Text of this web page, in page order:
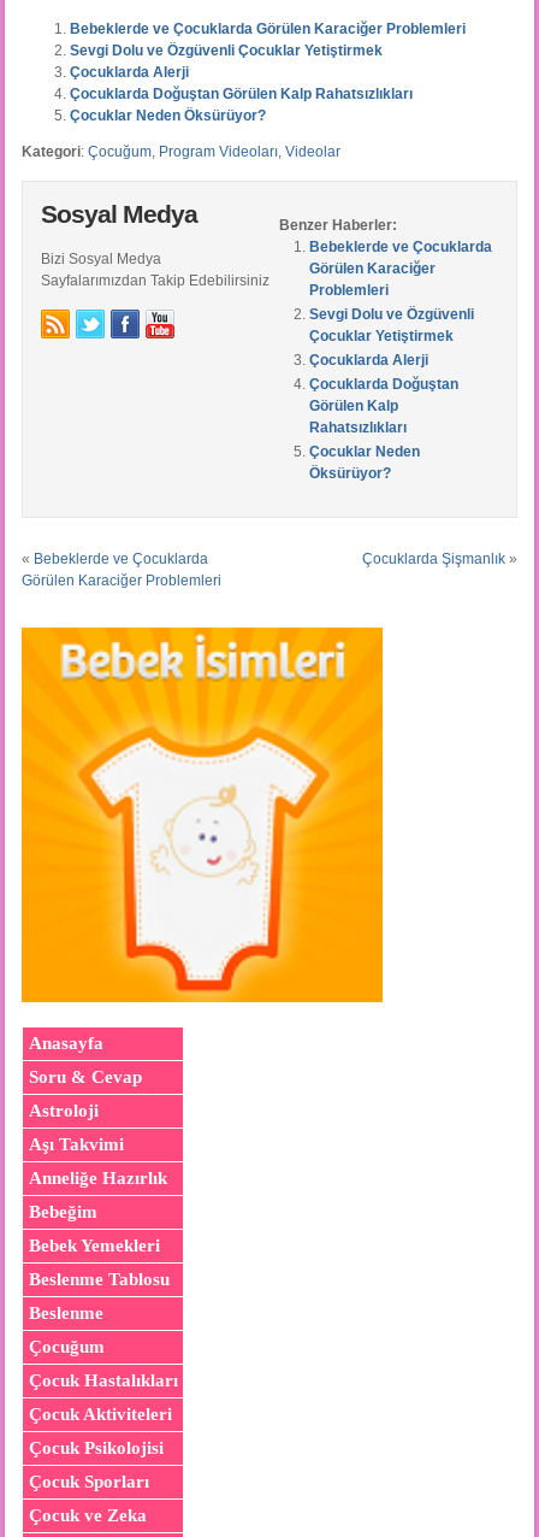
Bebeklerde ve Çocuklarda Görülen Karaciğer Problemleri
Sevgi Dolu ve Özgüvenli Çocuklar Yetiştirmek
Çocuklarda Alerji
Çocuklarda Doğuştan Görülen Kalp Rahatsızlıkları
Çocuklar Neden Öksürüyor?
Kategori: Çocuğum, Program Videoları, Videolar
Benzer Haberler:
Bebeklerde ve Çocuklarda
Görülen Karaciğer
Problemleri
Sevgi Dolu ve Özgüvenli
Çocuklar Yetiştirmek
Çocuklarda Alerji
Çocuklarda Doğuştan
Görülen Kalp
Rahatsızlıkları
Çocuklar Neden
Öksürüyor?
Sosyal Medya
Bizi Sosyal Medya
Sayfalarımızdan Takip Edebilirsiniz
« Bebeklerde ve Çocuklarda
Görülen Karaciğer Problemleri
Çocuklarda Şişmanlık »
Anasayfa
Soru & Cevap
Astroloji
Aşı Takvimi
Anneliğe Hazırlık
Bebeğim
Bebek Yemekleri
Beslenme Tablosu
Beslenme
Çocuğum
Çocuk Hastalıkları
Çocuk Aktiviteleri
Çocuk Psikolojisi
Çocuk Sporları
Çocuk ve Zeka